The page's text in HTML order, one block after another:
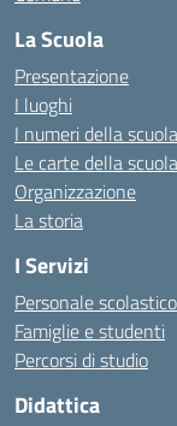
La Scuola
Presentazione
I luoghi
I numeri della scuola
Le carte della scuola
Organizzazione
La storia
I Servizi
Personale scolastico
Famiglie e studenti
Percorsi di studio
Didattica